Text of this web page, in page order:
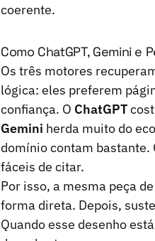
coerente.
Como ChatGPT, Gemini
Os três motores
lógica: eles preferem
confiança. O ChatGPT
Gemini herda muito do
domínio contam bastante.
fáceis de citar.
Por isso, a mesma peça
forma direta. Depois,
Quando esse desenho